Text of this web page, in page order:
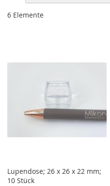
6 Elemente
Lupendose; 26 x 26 x 22 mm;
10 Stück